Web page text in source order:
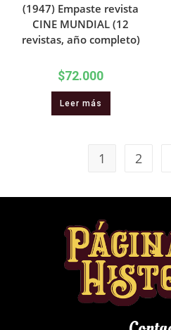
(1947) Empaste revista
CINE MUNDIAL (12
revistas, año completo)
$72.000
Leer más
1 2